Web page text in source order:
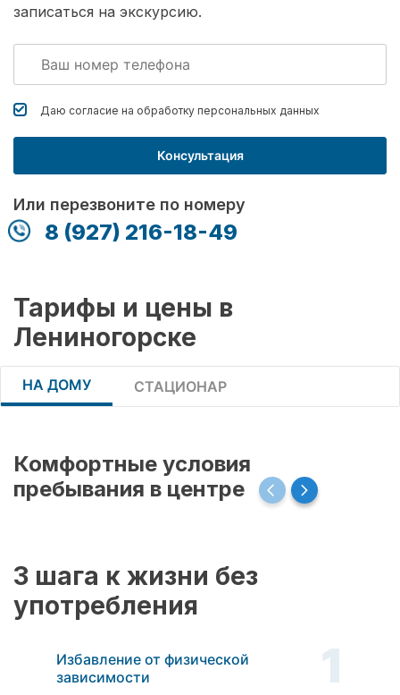
записаться на экскурсию.
Даю согласие на обработку персональных данных
Консультация
Или перезвоните по номеру
8 (927) 216-18-49
Тарифы и цены в
Лениногорске
НА ДОМУ СТАЦИОНАР
Комфортные условия
пребывания в центре
3 шага к жизни без
употребления
Избавление от физической
зависимости
1